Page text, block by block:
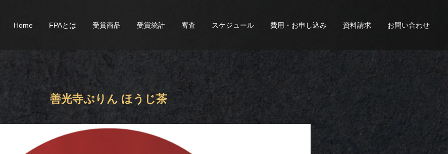
Home FPAとは 受賞商品 受賞統計 審査 スケジュール 費用・お申し込み 資料請求 お問い合わせ
善光寺ぷりん ほうじ茶